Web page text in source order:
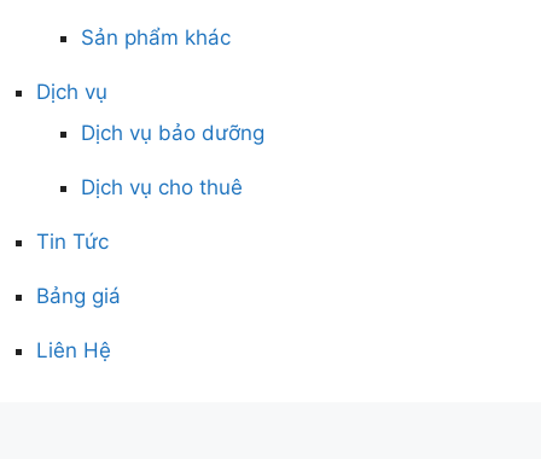
Sản phẩm khác
Dịch vụ
Dịch vụ bảo dưỡng
Dịch vụ cho thuê
Tin Tức
Bảng giá
Liên Hệ